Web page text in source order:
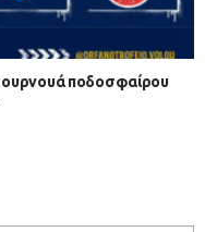
ποδοσφαίρου